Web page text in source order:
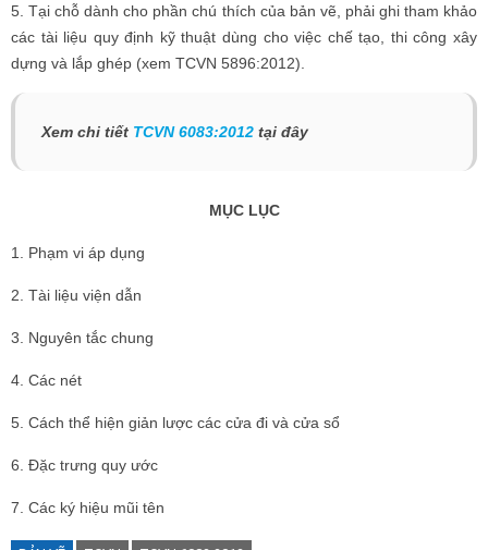
5. Tại chỗ dành cho phần chú thích của bản vẽ, phải ghi tham khảo
các tài liệu quy định kỹ thuật dùng cho việc chế tạo, thi công xây
dựng và lắp ghép (xem TCVN 5896:2012).
Xem chi tiết TCVN 6083:2012 tại đây
MỤC LỤC
1. Phạm vi áp dụng
2. Tài liệu viện dẫn
3. Nguyên tắc chung
4. Các nét
5. Cách thể hiện giản lược các cửa đi và cửa sổ
6. Đặc trưng quy ước
7. Các ký hiệu mũi tên